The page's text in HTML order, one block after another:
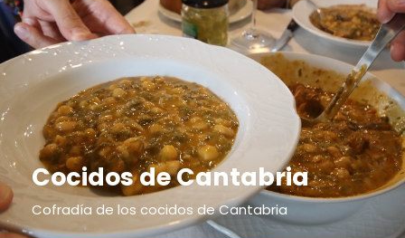
Cocidos de Cantabria
Cofradía de los cocidos de Cantabria